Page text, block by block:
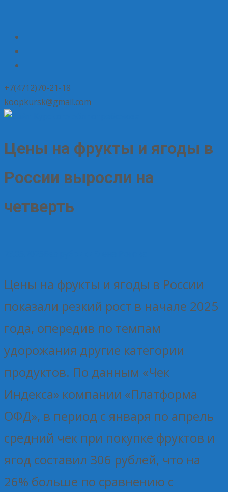
+7(4712)70-21-18
koopkursk@gmail.com
Цены на фрукты и ягоды в
России выросли на
четверть
Цены на фрукты и ягоды в России
показали резкий рост в начале 2025
года, опередив по темпам
удорожания другие категории
продуктов. По данным «Чек
Индекса» компании «Платформа
ОФД», в период с января по апрель
средний чек при покупке фруктов и
ягод составил 306 рублей, что на
26% больше по сравнению с